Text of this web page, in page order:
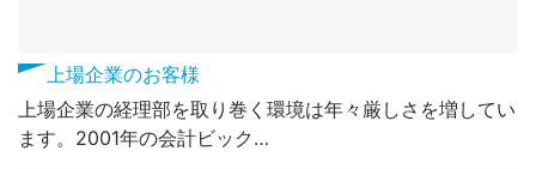
上場企業のお客様
上場企業の経理部を取り巻く環境は年々厳しさを増してい
ます。2001年の会計ビック…